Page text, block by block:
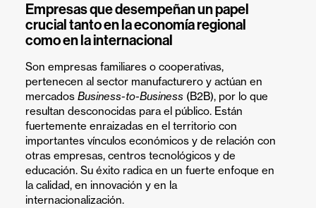
Empresas que desempeñan un papel
crucial tanto en la economía regional
como en la internacional
Son empresas familiares o cooperativas,
pertenecen al sector manufacturero y actúan en
mercados Business-to-Business (B2B), por lo que
resultan desconocidas para el público. Están
fuertemente enraizadas en el territorio con
importantes vínculos económicos y de relación con
otras empresas, centros tecnológicos y de
educación. Su éxito radica en un fuerte enfoque en
la calidad, en innovación y en la
internacionalización.